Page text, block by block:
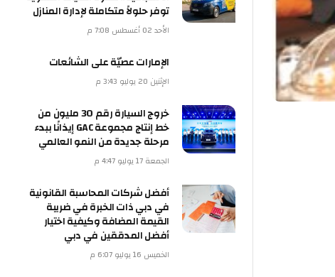
توفر حلولاً متكاملة لإدارة المنازل
الأحد 02 أغسطس 7:08 م
الإمارات عصيّة على الشائعات
الإثنين 20 يوليو 3:43 م
خروج السيارة رقم 30 مليون من
خط إنتاج مجموعة GAC إيذانًا ببدء
مرحلة جديدة من النمو العالمي
الجمعة 17 يوليو 4:47 م
أفضل شركات المحاسبة القانونية
في دبي ذات الخبرة في ضريبة
القيمة المضافة وكيفية اختيار
أفضل المدققين في دبي
الخميس 16 يوليو 6:07 م